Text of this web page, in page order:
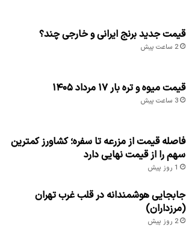
قیمت جدید برنج ایرانی و خارجی چند؟
2 ساعت پیش
قیمت میوه و تره بار ۱۷ مرداد ۱۴۰۵
3 ساعت پیش
فاصله قیمت از مزرعه تا سفره؛ کشاورز کمترین
سهم را از قیمت نهایی دارد
1 روز پیش
جابجایی هوشمندانه در قلب غرب تهران
(مرزداران)
2 روز پیش